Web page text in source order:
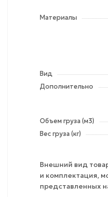
Материалы
Вид
Дополнительно
Объем груза (м3)
Вес груза (кг)
Внешний вид
и комплектация,
представленных